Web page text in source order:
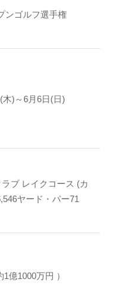
ンゴルフ選手権
木)～6月6日(日)
ブ レイクコース (カ
ヤード・パー71
億1000万円 ）